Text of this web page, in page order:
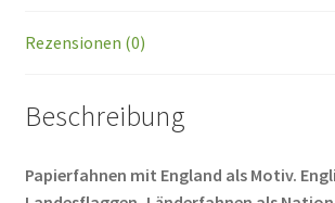
Rezensionen (0)
Beschreibung
Papierfahnen mit England als Motiv.